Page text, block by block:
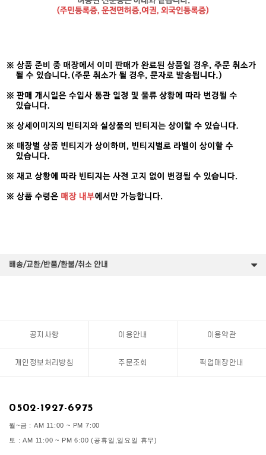
배송/교환/반품/환불/취소 안내
공지사항 이용안내 이용약관
개인정보처리방침 주문조회 픽업매장안내
0502-1927-6975
월~금 : AM 11:00 ~ PM 7:00
토 : AM 11:00 ~ PM 6:00 (공휴일,일요일 휴무)